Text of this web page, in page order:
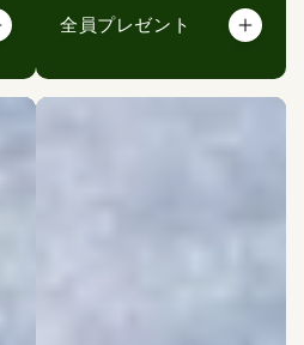
全員プレゼント